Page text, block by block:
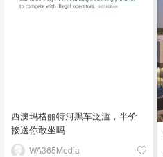
西澳玛格丽特河黑车泛滥，半价
接送你敢坐吗
WA365Media